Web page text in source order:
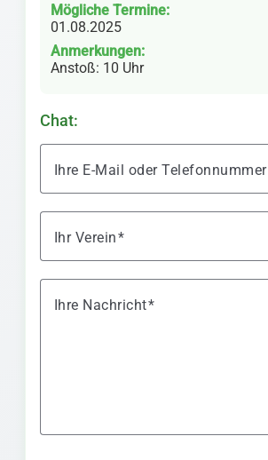
Mögliche Termine:
01.08.2025
Anmerkungen:
Anstoß: 10 Uhr
Chat:
Ihre E-Mail oder Telefonnummer
Ihr Verein
Ihre Nachricht